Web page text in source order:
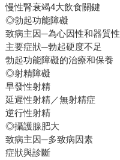
慢性腎衰竭4大飲食關鍵
◎勃起功能障礙
致病主因─為心因性和器質性
主要症狀─勃起硬度不足
勃起功能障礙的治療和保養
◎射精障礙
早發性射精
延遲性射精／無射精症
逆行性射精
◎攝護腺肥大
致病主因─多致病因素
症狀與診斷